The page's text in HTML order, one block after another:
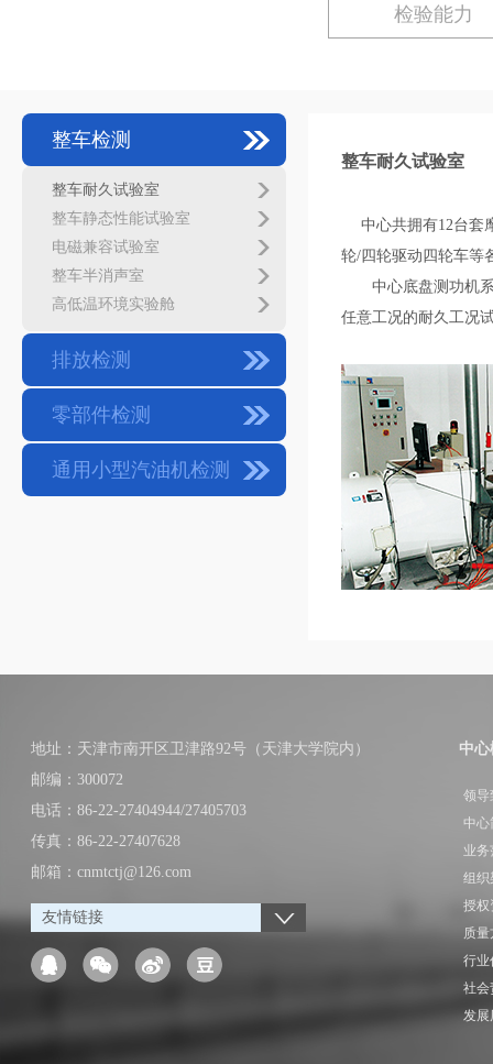
检验能力
整车检测
整车耐久试验室
整车静态性能试验室
电磁兼容试验室
整车半消声室
高低温环境实验舱
排放检测
零部件检测
通用小型汽油机检测
整车耐久试验室
中心共拥有12台套
轮/四轮驱动四轮车等
中心底盘测功机系
任意工况的耐久工况
地址：天津市南开区卫津路92号（天津大学院内）
邮编：300072
电话：86-22-27404944/27405703
传真：86-22-27407628
邮箱：cnmtctj@126.com
友情链接
中
领导
中心
业务
组织
授权
质量
行业
社会
发展